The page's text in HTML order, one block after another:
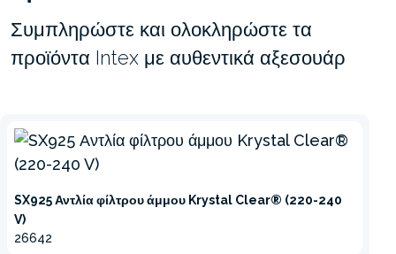
Συμπληρώστε και ολοκληρώστε τα
προϊόντα Intex με αυθεντικά αξεσουάρ
SX925 Αντλία φίλτρου άμμου Krystal Clear® (220-240
V)
26642